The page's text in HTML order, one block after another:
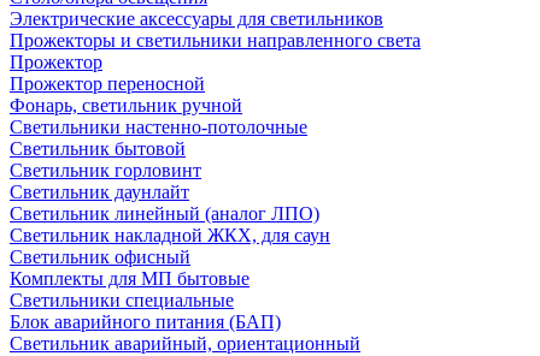
Электрические аксессуары для светильников
Прожекторы и светильники направленного света
Прожектор
Прожектор переносной
Фонарь, светильник ручной
Светильники настенно-потолочные
Светильник бытовой
Светильник горловинт
Светильник даунлайт
Светильник линейный (аналог ЛПО)
Светильник накладной ЖКХ, для саун
Светильник офисный
Комплекты для МП бытовые
Светильники специальные
Блок аварийного питания (БАП)
Светильник аварийный, ориентационный